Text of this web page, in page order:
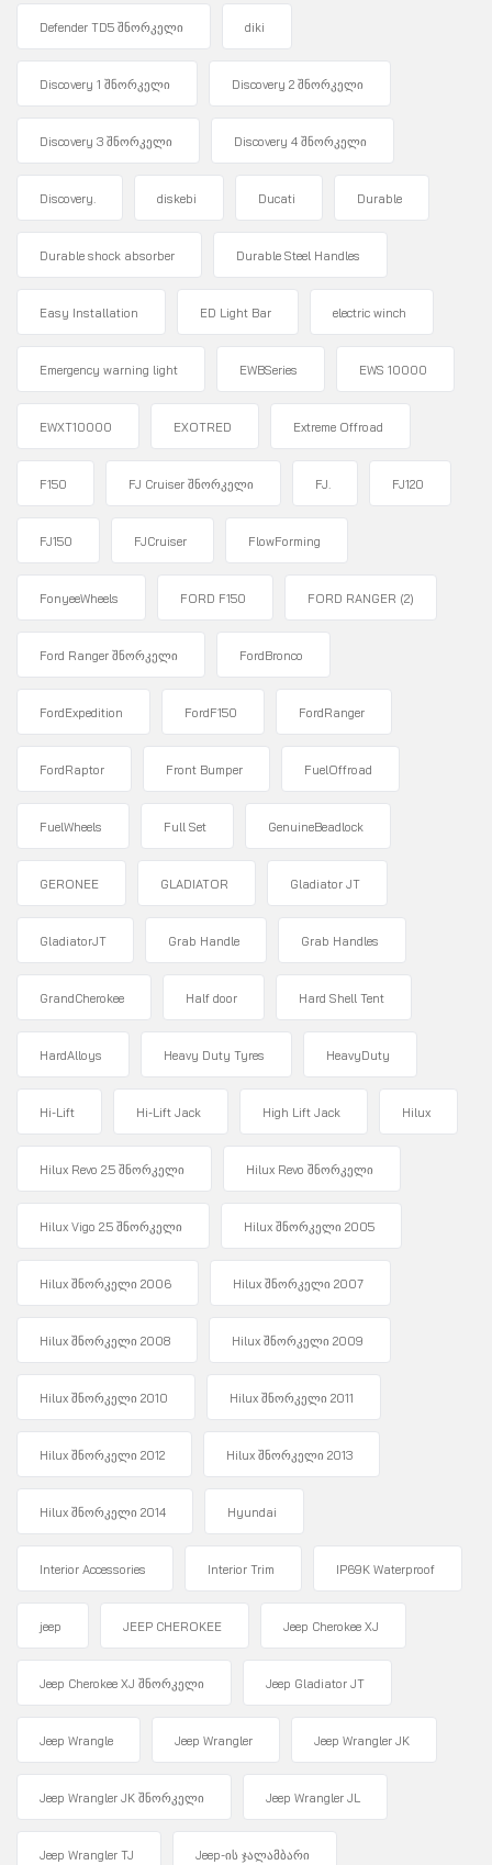
Defender TD5 შნორკელი diki
Discovery 1 შნორკელი Discovery 2 შნორკელი
Discovery 3 შნორკელი Discovery 4 შნორკელი
Discovery. diskebi Ducati Durable
Durable shock absorber Durable Steel Handles
Easy Installation ED Light Bar electric winch
Emergency warning light EWBSeries EWS 10000
EWXT10000 EXOTRED Extreme Offroad
F150 FJ Cruiser შნორკელი FJ. FJ120
FJ150 FJCruiser FlowForming
FonyeeWheels FORD F150 FORD RANGER (2)
Ford Ranger შნორკელი FordBronco
FordExpedition FordF150 FordRanger
FordRaptor Front Bumper FuelOffroad
FuelWheels Full Set GenuineBeadlock
GERONEE GLADIATOR Gladiator JT
GladiatorJT Grab Handle Grab Handles
GrandCherokee Half door Hard Shell Tent
HardAlloys Heavy Duty Tyres HeavyDuty
Hi-Lift Hi-Lift Jack High Lift Jack Hilux
Hilux Revo 2.5 შნორკელი Hilux Revo შნორკელი
Hilux Vigo 2.5 შნორკელი Hilux შნორკელი 2005
Hilux შნორკელი 2006 Hilux შნორკელი 2007
Hilux შნორკელი 2008 Hilux შნორკელი 2009
Hilux შნორკელი 2010 Hilux შნორკელი 2011
Hilux შნორკელი 2012 Hilux შნორკელი 2013
Hilux შნორკელი 2014 Hyundai
Interior Accessories Interior Trim IP69K Waterproof
jeep JEEP CHEROKEE Jeep Cherokee XJ
Jeep Cherokee XJ შნორკელი Jeep Gladiator JT
Jeep Wrangle Jeep Wrangler Jeep Wrangler JK
Jeep Wrangler JK შნორკელი Jeep Wrangler JL
Jeep Wrangler TJ Jeep-ის ჯალამბარი